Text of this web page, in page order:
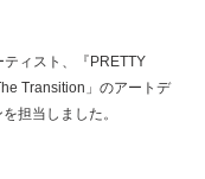
ィスト、『PRETTY
Transition」のアートデ
担当しました。